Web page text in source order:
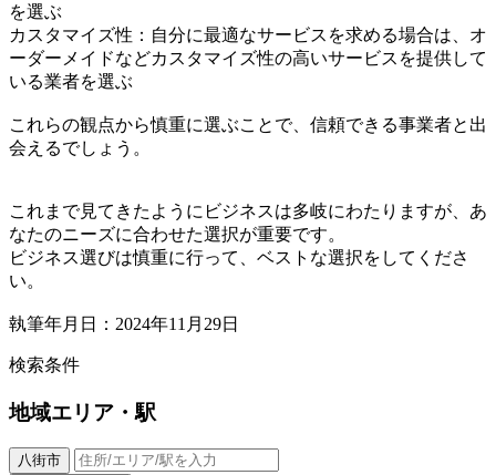
を選ぶ
カスタマイズ性：自分に最適なサービスを求める場合は、オ
ーダーメイドなどカスタマイズ性の高いサービスを提供して
いる業者を選ぶ
これらの観点から慎重に選ぶことで、信頼できる事業者と出
会えるでしょう。
これまで見てきたようにビジネスは多岐にわたりますが、あ
なたのニーズに合わせた選択が重要です。
ビジネス選びは慎重に行って、ベストな選択をしてくださ
い。
執筆年月日：2024年11月29日
検索条件
地域エリア・駅
八街市